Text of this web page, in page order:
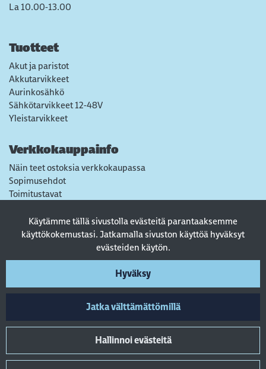
Käytämme tällä sivustolla evästeitä parantaaksemme
käyttökokemustasi. Jatkamalla sivuston käyttöä hyväksyt
evästeiden käytön.
Hyväksy
Jatka välttämättömillä
Hallinnoi evästeitä
La 10.00-13.00
Tuotteet
Akut ja paristot
Akkutarvikkeet
Aurinkosähkö
Sähkötarvikkeet 12-48V
Yleistarvikkeet
Verkkokauppainfo
Näin teet ostoksia verkkokaupassa
Sopimusehdot
Toimitustavat
Tietosuojaseloste
Usein kysytyt kysymykset
Seuraa sosiaalisessa mediassa